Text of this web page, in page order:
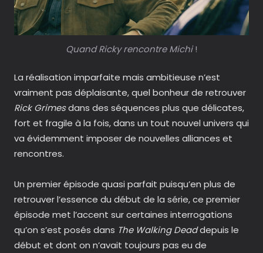
Quand Ricky rencontre Michi!
La réalisation imparfaite mais ambitieuse n’est
vraiment pas déplaisante, quel bonheur de retrouver
Rick Grimesdans des séquences plus que délicates,
fort et fragile à la fois, dans un tout nouvel univers qui
va évidemment imposer de nouvelles alliances et
rencontres.
Un premier épisode quasi parfait puisqu’en plus de
retrouver l’essence du début de la série, ce premier
épisode met l’accent sur certaines interrogations
qu’on s’est posés dans The Walking Deaddepuis le
début et dont on n’avait toujours pas eu de